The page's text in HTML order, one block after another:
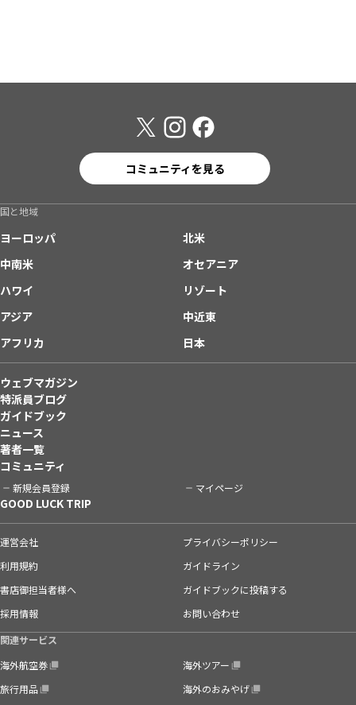
コミュニティを見る
国と地域
ヨーロッパ
北米
中南米
オセアニア
ハワイ
リゾート
アジア
中近東
アフリカ
日本
ウェブマガジン
特派員ブログ
ガイドブック
ニュース
著者一覧
コミュニティ
新規会員登録 マイページ
GOOD LUCK TRIP
運営会社
プライバシーポリシー
利用規約
ガイドライン
書店御担当者様へ
ガイドブックに投稿する
採用情報
お問い合わせ
関連サービス
海外航空券
海外ツアー
旅行用品
海外のおみやげ